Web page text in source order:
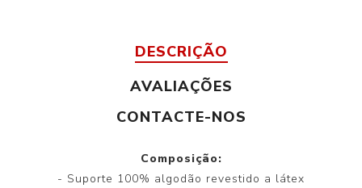
DESCRIÇÃO
AVALIAÇÕES
CONTACTE-NOS
Composição:
- Suporte 100% algodão revestido a látex